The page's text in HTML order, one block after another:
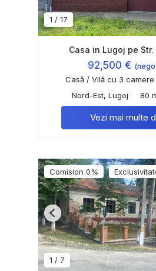
1 / 17
Casa in Lugoj pe
92,500 €
Casă / Vilă cu 3
Nord-Est, Lugoj
80
Vezi mai multe
Comision 0%
1 / 7
Previous